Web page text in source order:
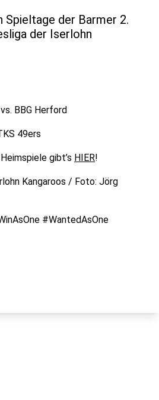
Spieltage der Barmer 2.
der Iserlohn
BBG Herford
49ers
gibt’s HIER!
Kangaroos / Foto: Jörg
#WantedAsOne